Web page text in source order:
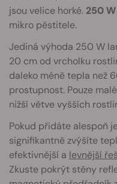
jsou velice horké. 250 W
mikro pěstitele.
Jediná výhoda 250 W
20 cm od vrcholku
daleko méně tepla než
prostupnost. Pouze
nižší větve vyšších
Pokud přidáte alespoň
signifikantně zvýšíte
efektivnější a levnější
Zkuste pokrýt stěny